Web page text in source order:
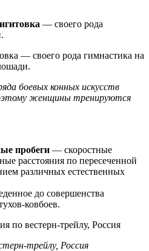
— своего рода
боевых конных искусств
женщины тренируются
пробеги — скоростные
расстояния по пересеченной
различных естественных
до совершенства
ковбоев.
трейлу, Россия